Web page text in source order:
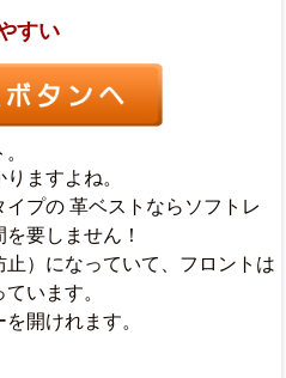
すい
ますよね。
プの 革ベストならソフトレ
要しません！
）になっていて、フロントは
います。
開けれます。